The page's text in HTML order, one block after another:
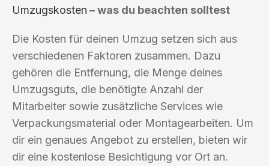
Umzugskosten – was du beachten solltest
Die Kosten für deinen Umzug setzen sich aus
verschiedenen Faktoren zusammen. Dazu
gehören die Entfernung, die Menge deines
Umzugsguts, die benötigte Anzahl der
Mitarbeiter sowie zusätzliche Services wie
Verpackungsmaterial oder Montagearbeiten. Um
dir ein genaues Angebot zu erstellen, bieten wir
dir eine kostenlose Besichtigung vor Ort an.